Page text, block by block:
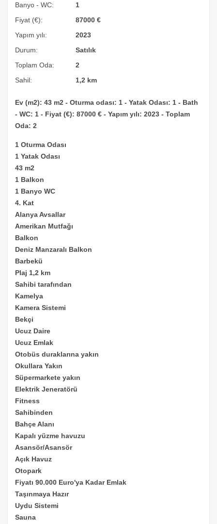
Banyo - WC:
1
Fiyat (€):
87000 €
Yapım yılı:
2023
Durum:
Satılık
Toplam Oda:
2
Sahil:
1,2 km
Ev (m2): 43 m2 - Oturma odası: 1 - Yatak Odası: 1 - Bath
- WC: 1 - Fiyat (€): 87000 € - Yapım yılı: 2023 - Toplam
Oda: 2
1 Oturma Odası
1 Yatak Odası
43 m2
1 Balkon
1 Banyo WC
4. Kat
Alanya Avsallar
Amerikan Mutfağı
Balkon
Deniz Manzaralı Balkon
Barbekü
Plaj 1,2 km
Sahibi tarafından
Kamelya
Kamera Sistemi
Bekçi
Ucuz Daire
Ucuz Emlak
Otobüs duraklarına yakın
Okullara Yakın
Süpermarkete yakın
Elektrik Jeneratörü
Fitness
Sahibinden
Bahçe Alanı
Kapalı yüzme havuzu
Asansör/Asansör
Açık Havuz
Otopark
Fiyatı 90.000 Euro'ya Kadar Emlak
Taşınmaya Hazır
Uydu Sistemi
Sauna